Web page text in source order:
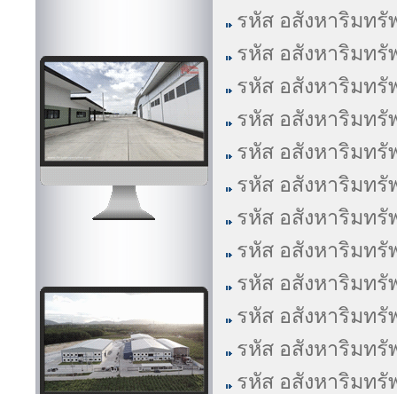
รหัส อสังหาริมทรั
รหัส อสังหาริมทรั
รหัส อสังหาริมทรั
รหัส อสังหาริมทรั
รหัส อสังหาริมทรั
รหัส อสังหาริมทรั
รหัส อสังหาริมทรั
รหัส อสังหาริมทรั
รหัส อสังหาริมทรั
รหัส อสังหาริมทรั
รหัส อสังหาริมทรั
รหัส อสังหาริมทรั